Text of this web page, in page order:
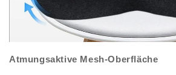
Atmungsaktive Mesh-Oberfläche